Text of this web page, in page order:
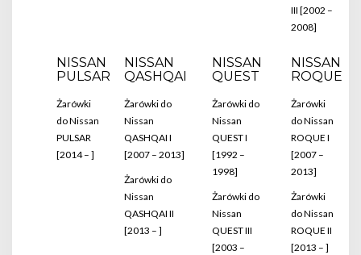
III [2002 –
2008]
NISSAN
PULSAR
Żarówki
do Nissan
PULSAR
[2014 – ]
NISSAN
QASHQAI
Żarówki do
Nissan
QASHQAI I
[2007 – 2013]
Żarówki do
Nissan
QASHQAI II
[2013 – ]
NISSAN
QUEST
Żarówki do
Nissan
QUEST I
[1992 –
1998]
Żarówki do
Nissan
QUEST III
[2003 –
NISSAN
ROQUE
Żarówki
do Nissan
ROQUE I
[2007 –
2013]
Żarówki
do Nissan
ROQUE II
[2013 – ]